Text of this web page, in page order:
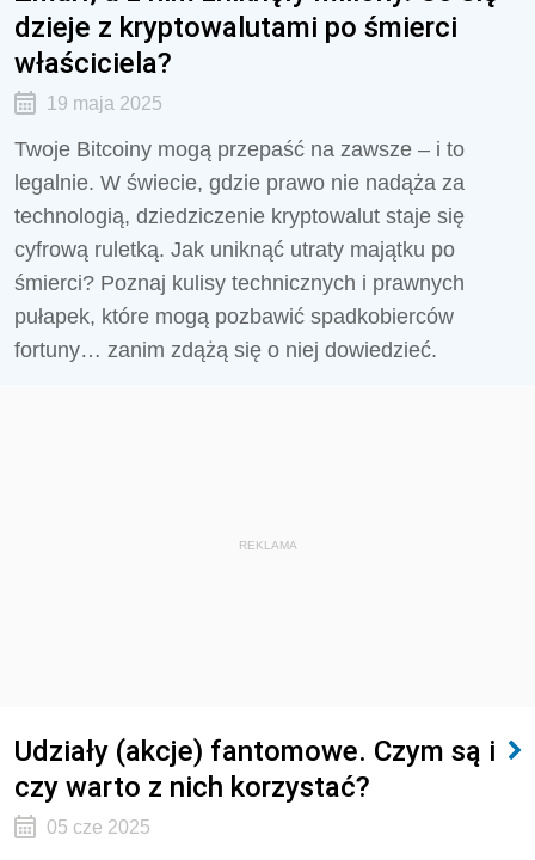
dzieje z kryptowalutami po śmierci
właściciela?
19 maja 2025
Twoje Bitcoiny mogą przepaść na zawsze – i to
legalnie. W świecie, gdzie prawo nie nadąża za
technologią, dziedziczenie kryptowalut staje się
cyfrową ruletką. Jak uniknąć utraty majątku po
śmierci? Poznaj kulisy technicznych i prawnych
pułapek, które mogą pozbawić spadkobierców
fortuny… zanim zdążą się o niej dowiedzieć.
REKLAMA
Udziały (akcje) fantomowe. Czym są i
czy warto z nich korzystać?
05 cze 2025